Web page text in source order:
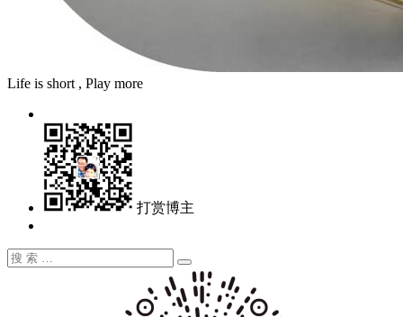
Life is short , Play more
打赏博主
搜
搜
索